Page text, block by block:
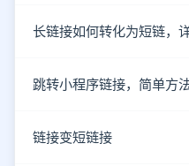
长链接如何转化为短链，
跳转小程序链接，简单方
链接变短链接